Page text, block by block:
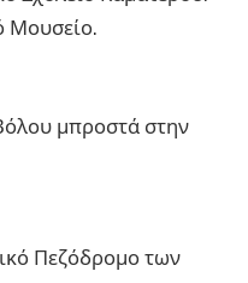
Μουσείο.
μπροστά στην
Πεζόδρομο των